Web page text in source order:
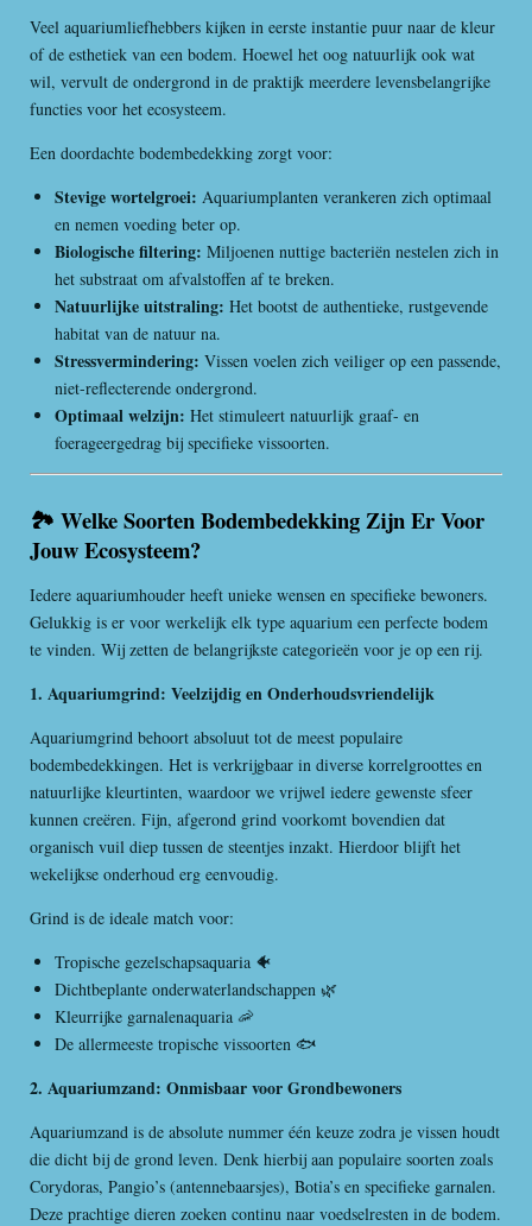
Veel aquariumliefhebbers kijken in eerste instantie puur naar de kleur
of de esthetiek van een bodem. Hoewel het oog natuurlijk ook wat
wil, vervult de ondergrond in de praktijk meerdere levensbelangrijke
functies voor het ecosysteem.
Een doordachte bodembedekking zorgt voor:
Stevige wortelgroei: Aquariumplanten verankeren zich optimaal
en nemen voeding beter op.
Biologische filtering: Miljoenen nuttige bacteriën nestelen zich in
het substraat om afvalstoffen af te breken.
Natuurlijke uitstraling: Het bootst de authentieke, rustgevende
habitat van de natuur na.
Stressvermindering: Vissen voelen zich veiliger op een passende,
niet-reflecterende ondergrond.
Optimaal welzijn: Het stimuleert natuurlijk graaf- en
foerageergedrag bij specifieke vissoorten.
🏞️ Welke Soorten Bodembedekking Zijn Er Voor
Jouw Ecosysteem?
Iedere aquariumhouder heeft unieke wensen en specifieke bewoners.
Gelukkig is er voor werkelijk elk type aquarium een perfecte bodem
te vinden. Wij zetten de belangrijkste categorieën voor je op een rij.
1. Aquariumgrind: Veelzijdig en Onderhoudsvriendelijk
Aquariumgrind behoort absoluut tot de meest populaire
bodembedekkingen. Het is verkrijgbaar in diverse korrelgroottes en
natuurlijke kleurtinten, waardoor we vrijwel iedere gewenste sfeer
kunnen creëren. Fijn, afgerond grind voorkomt bovendien dat
organisch vuil diep tussen de steentjes inzakt. Hierdoor blijft het
wekelijkse onderhoud erg eenvoudig.
Grind is de ideale match voor:
Tropische gezelschapsaquaria 🐠
Dichtbeplante onderwaterlandschappen 🌿
Kleurrijke garnalenaquaria 🦐
De allermeeste tropische vissoorten 🐟
2. Aquariumzand: Onmisbaar voor Grondbewoners
Aquariumzand is de absolute nummer één keuze zodra je vissen houdt
die dicht bij de grond leven. Denk hierbij aan populaire soorten zoals
Corydoras, Pangio’s (antennebaarsjes), Botia’s en specifieke garnalen.
Deze prachtige dieren zoeken continu naar voedselresten in de bodem.